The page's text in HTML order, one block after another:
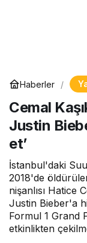
Haberler
Cemal
Justin
et’
İstanbul'daki
2018'de
nişanlısı Hatice
Justin Bieber'a
Formul 1 Grand
etkinlikten